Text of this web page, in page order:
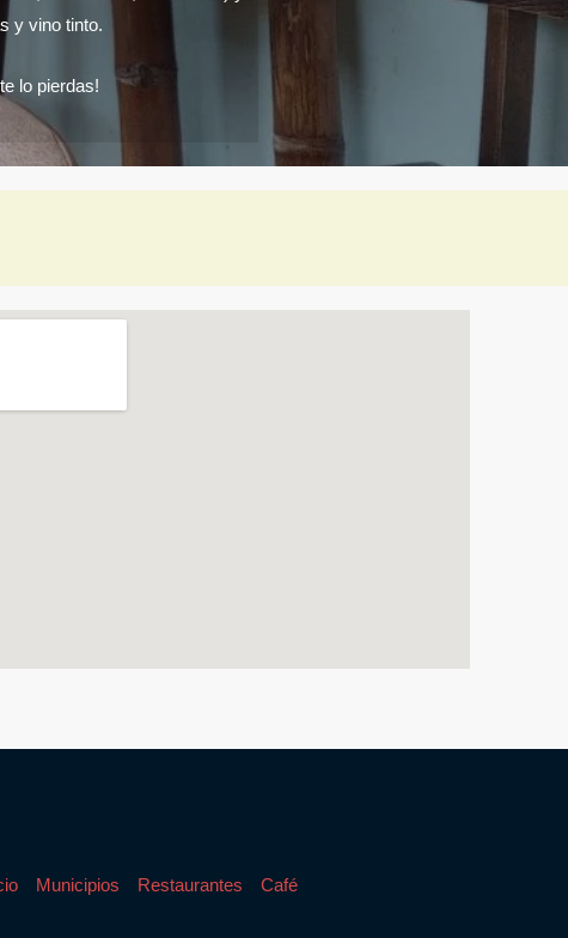
y vino tinto.
lo pierdas!
Municipios Restaurantes Café